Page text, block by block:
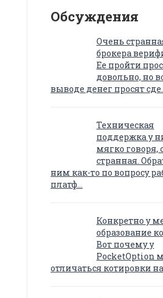
Обсуждения
Очень
брокера
Ее пройти
довольно, но
выводе денег просят
Техническая
поддержка у
мягко говоря,
странная.
ним как-то по вопросу
платф…
Конкретно у
образование
Вот почему у
PocketOption
отличаться котировки